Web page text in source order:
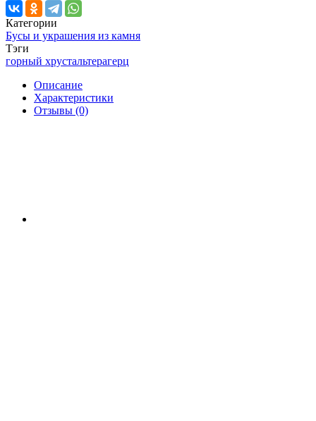
Категории
Бусы и украшения из камня
Тэги
горный хрустальтерагерц
Описание
Характеристики
Отзывы (0)